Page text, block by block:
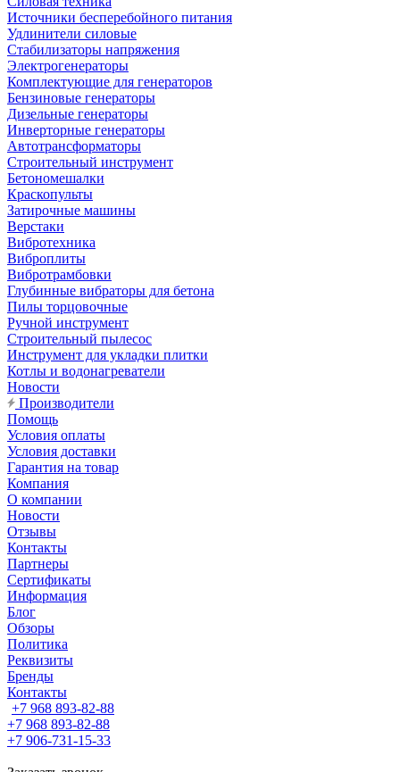
Источники бесперебойного питания
Удлинители силовые
Стабилизаторы напряжения
Электрогенераторы
Комплектующие для генераторов
Бензиновые генераторы
Дизельные генераторы
Инверторные генераторы
Автотрансформаторы
Строительный инструмент
Бетономешалки
Краскопульты
Затирочные машины
Верстаки
Вибротехника
Виброплиты
Вибротрамбовки
Глубинные вибраторы для бетона
Пилы торцовочные
Ручной инструмент
Строительный пылесос
Инструмент для укладки плитки
Котлы и водонагреватели
Новости
Производители
Помощь
Условия оплаты
Условия доставки
Гарантия на товар
Компания
О компании
Новости
Отзывы
Контакты
Партнеры
Сертификаты
Информация
Блог
Обзоры
Политика
Реквизиты
Бренды
Контакты
+7 968 893-82-88
+7 968 893-82-88
+7 906-731-15-33